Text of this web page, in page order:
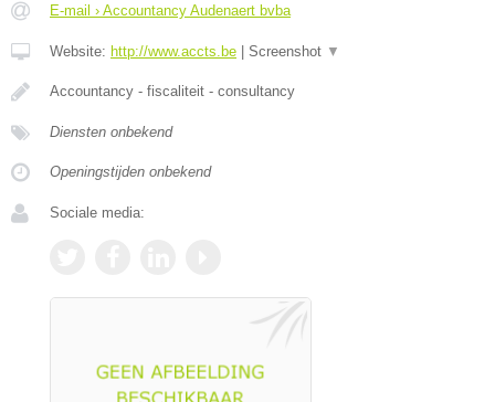
E-mail › Accountancy Audenaert bvba
Website: http://www.accts.be Screenshot ▼
Accountancy - fiscaliteit - consultancy
Diensten onbekend
Openingstijden onbekend
Sociale media: